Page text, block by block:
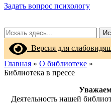
Задать вопрос психологу
Версия для
Главная » О библиотеке »
Библиотека в прессе
Деятельность нашей